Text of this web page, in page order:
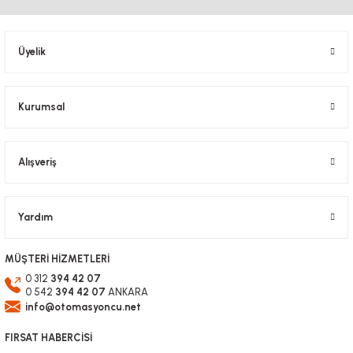
Üyelik
Kurumsal
Alışveriş
Yardım
MÜŞTERİ HİZMETLERİ
0 312 394 42 07
0 542 394 42 07 ANKARA
info@otomasyoncu.net
FIRSAT HABERCİSİ